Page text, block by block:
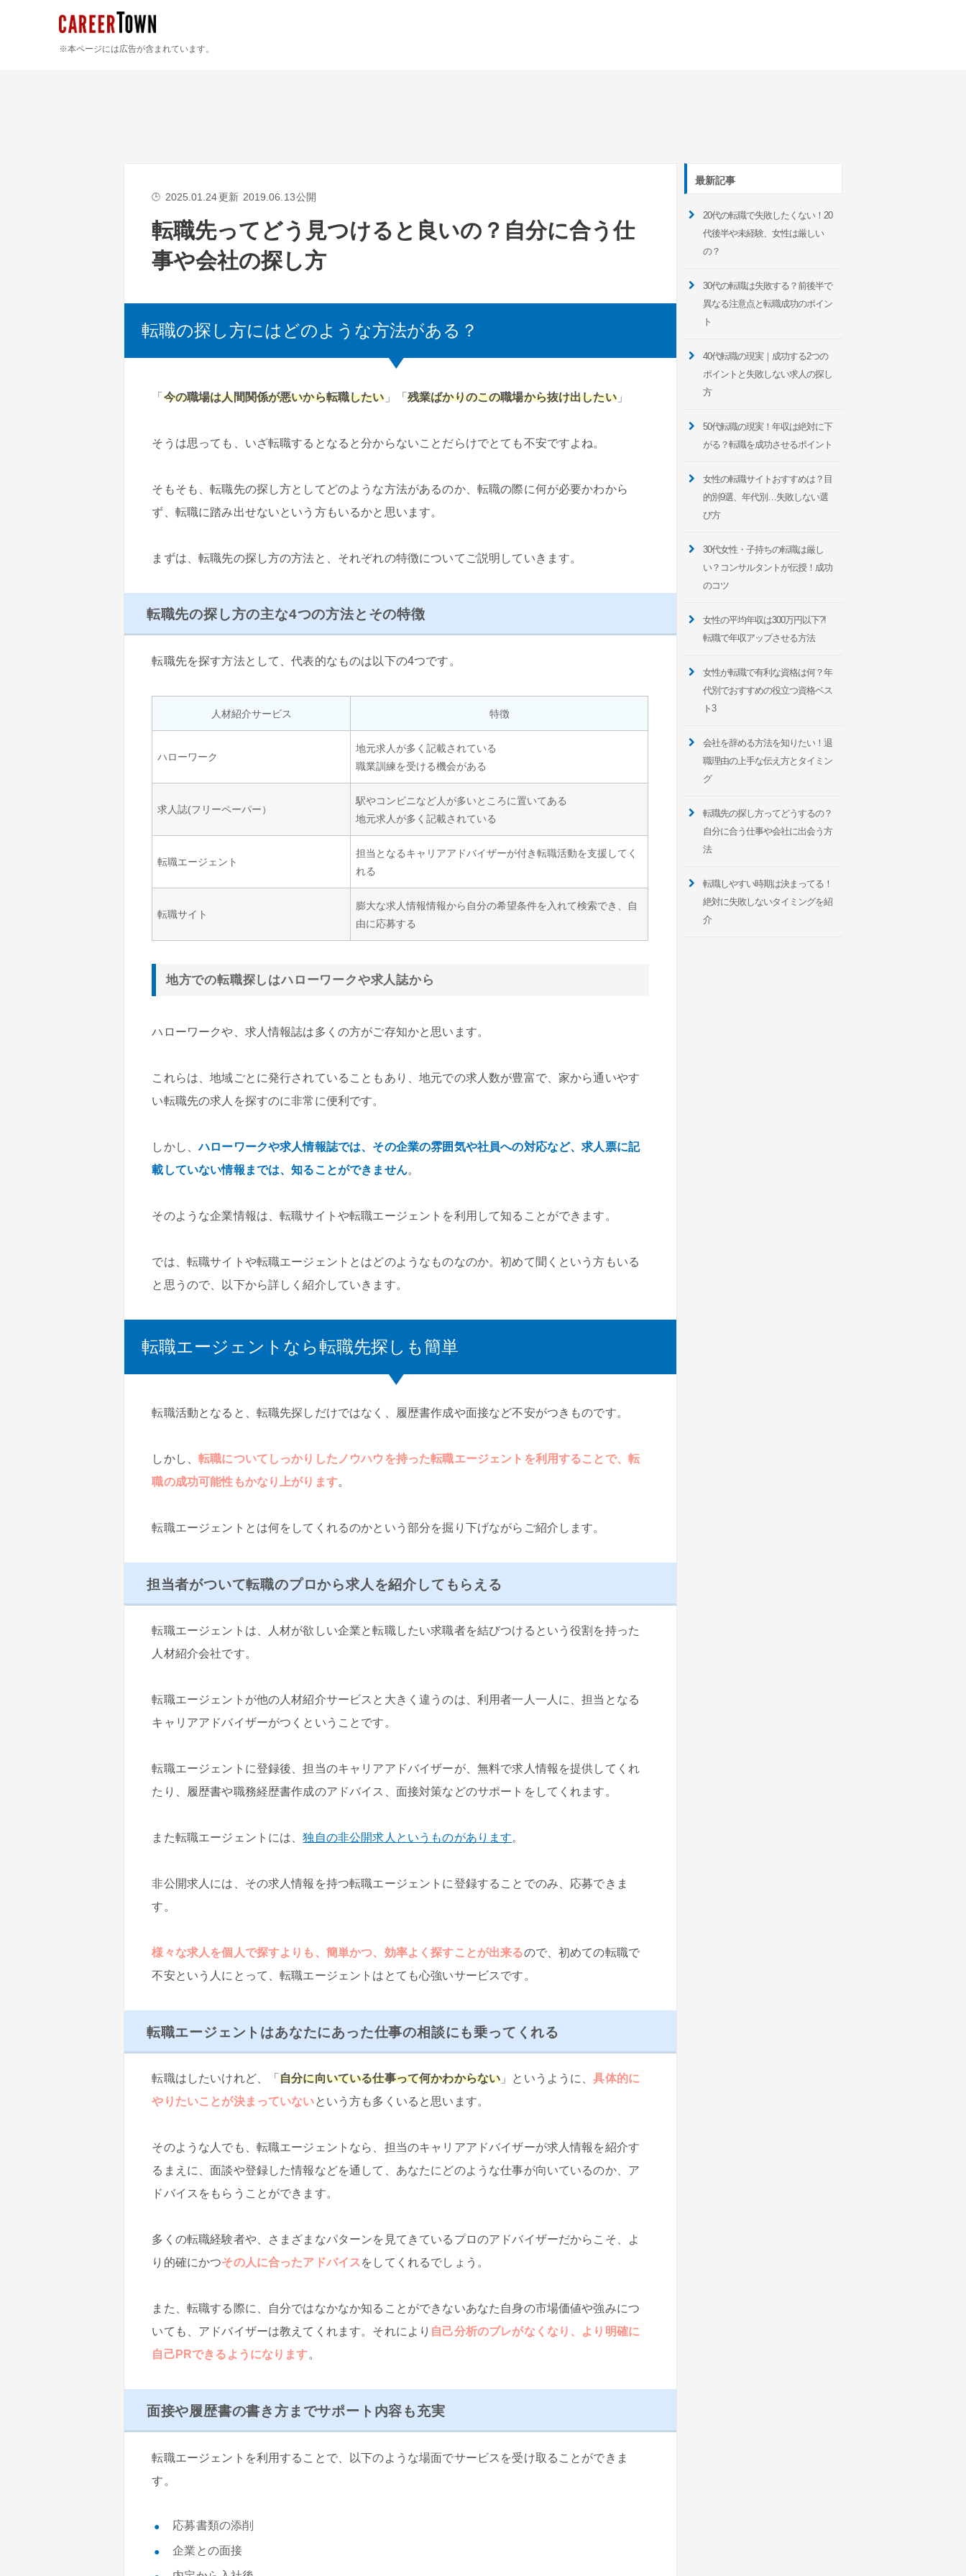
※本ページには広告が含まれています。
🕒 2025.01.24更新 2019.06.13公開
転職先ってどう見つけると良いの？自分に合う仕
事や会社の探し方
転職の探し方にはどのような方法がある？
「 今の職場は人間関係が悪いから転職したい」「 残業ばかりのこの職場から抜け出したい」
そうは思っても、いざ転職するとなると分からないことだらけでとても不安ですよね。
そもそも、転職先の探し方としてどのような方法があるのか、転職の際に何が必要かわから
ず、転職に踏み出せないという方もいるかと思います。
まずは、転職先の探し方の方法と、それぞれの特徴についてご説明していきます。
転職先の探し方の主な4つの方法とその特徴
転職先を探す方法として、代表的なものは以下の4つです。
人材紹介サービス 特徴
ハローワーク
地元求人が多く記載されている
職業訓練を受ける機会がある
求人誌(フリーペーパー）
駅やコンビニなど人が多いところに置いてある
地元求人が多く記載されている
転職エージェント
担当となるキャリアアドバイザーが付き転職活動を支援してく
れる
転職サイト
膨大な求人情報情報から自分の希望条件を入れて検索でき、自
由に応募する
地方での転職探しはハローワークや求人誌から
ハローワークや、求人情報誌は多くの方がご存知かと思います。
これらは、地域ごとに発行されていることもあり、地元での求人数が豊富で、家から通いやす
い転職先の求人を探すのに非常に便利です。
しかし、ハローワークや求人情報誌では、その企業の雰囲気や社員への対応など、求人票に記
載していない情報までは、知ることができません。
そのような企業情報は、転職サイトや転職エージェントを利用して知ることができます。
では、転職サイトや転職エージェントとはどのようなものなのか。初めて聞くという方もいる
と思うので、以下から詳しく紹介していきます。
転職エージェントなら転職先探しも簡単
転職活動となると、転職先探しだけではなく、履歴書作成や面接など不安がつきものです。
しかし、転職についてしっかりしたノウハウを持った転職エージェントを利用することで、転
職の成功可能性もかなり上がります。
転職エージェントとは何をしてくれるのかという部分を掘り下げながらご紹介します。
担当者がついて転職のプロから求人を紹介してもらえる
転職エージェントは、人材が欲しい企業と転職したい求職者を結びつけるという役割を持った
人材紹介会社です。
転職エージェントが他の人材紹介サービスと大きく違うのは、利用者一人一人に、担当となる
キャリアアドバイザーがつくということです。
転職エージェントに登録後、担当のキャリアアドバイザーが、無料で求人情報を提供してくれ
たり、履歴書や職務経歴書作成のアドバイス、面接対策などのサポートをしてくれます。
また転職エージェントには、独自の非公開求人というものがあります。
非公開求人には、その求人情報を持つ転職エージェントに登録することでのみ、応募できま
す。
様々な求人を個人で探すよりも、簡単かつ、効率よく探すことが出来るので、初めての転職で
不安という人にとって、転職エージェントはとても心強いサービスです。
転職エージェントはあなたにあった仕事の相談にも乗ってくれる
転職はしたいけれど、「自分に向いている仕事って何かわからない 」というように、具体的に
やりたいことが決まっていないという方も多くいると思います。
そのような人でも、転職エージェントなら、担当のキャリアアドバイザーが求人情報を紹介す
るまえに、面談や登録した情報などを通して、あなたにどのような仕事が向いているのか、ア
ドバイスをもらうことができます。
多くの転職経験者や、さまざまなパターンを見てきているプロのアドバイザーだからこそ、よ
り的確にかつその人に合ったアドバイスをしてくれるでしょう。
また、転職する際に、自分ではなかなか知ることができないあなた自身の市場価値や強みにつ
いても、アドバイザーは教えてくれます。それにより 自己分析のブレがなくなり、より明確に
自己PRできるようになります。
面接や履歴書の書き方までサポート内容も充実
転職エージェントを利用することで、以下のような場面でサービスを受け取ることができま
す。
応募書類の添削
企業との面接
最新記事
20代の転職で失敗したくない！20
代後半や未経験、女性は厳しい
の？
30代の転職は失敗する？前後半で
異なる注意点と転職成功のポイン
ト
40代転職の現実｜成功する2つの
ポイントと失敗しない求人の探し
方
50代転職の現実！年収は絶対に下
がる？転職を成功させるポイント
女性の転職サイトおすすめは？目
的別9選、年代別…失敗しない選
び方
30代女性・子持ちの転職は厳し
い？コンサルタントが伝授！成功
のコツ
女性の平均年収は300万円以下?!
転職で年収アップさせる方法
女性が転職で有利な資格は何？年
代別でおすすめの役立つ資格ベス
ト3
会社を辞める方法を知りたい！退
職理由の上手な伝え方とタイミン
グ
転職先の探し方ってどうするの？
自分に合う仕事や会社に出会う方
法
転職しやすい時期は決まってる！
絶対に失敗しないタイミングを紹
介